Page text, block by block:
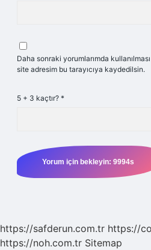
Daha sonraki yorumlarımda
site adresim bu tarayıcıya kaydedilsin.
5 + 3 kaçtır? *
https://safderun.com.tr https://
https://noh.com.tr Sitemap